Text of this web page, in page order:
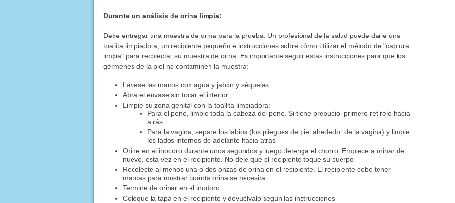
Durante un análisis de orina limpia:
Debe entregar una muestra de orina para la prueba. Un profesional de la salud puede darle una
toallita limpiadora, un recipiente pequeño e instrucciones sobre cómo utilizar el método de "captura
limpia" para recolectar su muestra de orina. Es importante seguir estas instrucciones para que los
gérmenes de la piel no contaminen la muestra:
Lávese las manos con agua y jabón y séquelas
Abra el envase sin tocar el interior
Limpie su zona genital con la toallita limpiadora:
Para el pene, limpie toda la cabeza del pene. Si tiene prepucio, primero retírelo hacia
atrás
Para la vagina, separe los labios (los pliegues de piel alrededor de la vagina) y limpie
los lados internos de adelante hacia atrás
Orine en el inodoro durante unos segundos y luego detenga el chorro. Empiece a orinar de
nuevo, esta vez en el recipiente. No deje que el recipiente toque su cuerpo
Recolecte al menos una o dos onzas de orina en el recipiente. El recipiente debe tener
marcas para mostrar cuánta orina se necesita
Termine de orinar en el inodoro.
Coloque la tapa en el recipiente y devuélvalo según las instrucciones